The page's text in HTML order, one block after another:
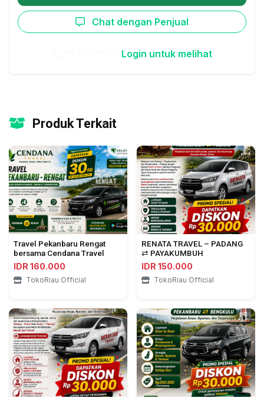
Chat dengan Penjual
Login untuk melihat
Produk Terkait
Travel Pekanbaru Rengat
bersama Cendana Travel
IDR 160.000
TokoRiau Official
RENATA TRAVEL – PADANG
⇄ PAYAKUMBUH
IDR 150.000
TokoRiau Official